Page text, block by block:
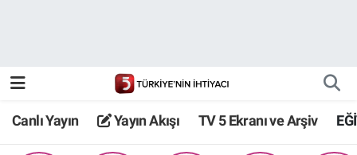
Canlı Yayın Yayın Akışı TV 5 Ekranı ve Arşiv
TV 5 Ekranı ve Arşiv